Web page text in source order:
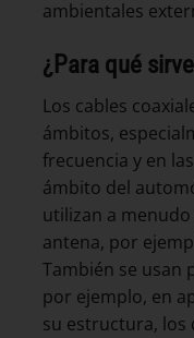
ambientales
¿Para qué
Los cables
ámbitos,
frecuencia y en
ámbito del
utilizan a
antena, por
También se usan
por ejemplo, en
su estructura, los